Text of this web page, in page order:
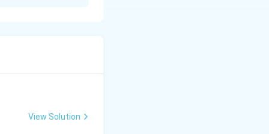
माँ हैं। वे राम को
अपनी भूल का
पहुँच जाता है, जहाँ
View Solution